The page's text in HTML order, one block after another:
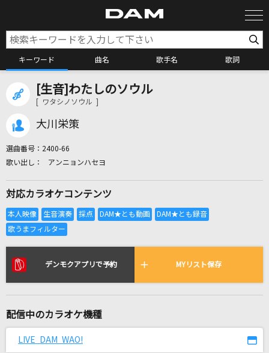
キーワード 曲名 歌手名 歌詞
カラオケ検索
全国りれき
リアルタイムで歌われている曲の一覧
阿修羅ちゃん
未来予想図 ～VERSION '07～
DREAMS COME TRUE
[生音]わたしのソウル
[ ワタシノソウル ]
大川栄策
選曲番号： 2400-66
アンニョンハセヨ
対応カラオケコンテンツ
デンモクアプリで予約 MYリスト保存
配信中のカラオケ機種
LIVE DAM WAO!